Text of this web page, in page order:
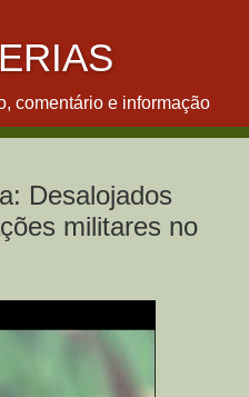
comentário e informação
Desalojados
militares no